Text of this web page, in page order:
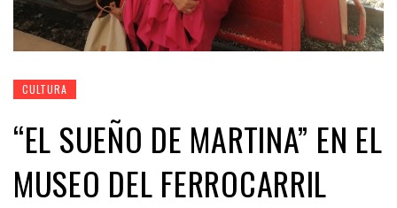
CULTURA
“EL SUEÑO DE MARTINA” EN EL
MUSEO DEL FERROCARRIL